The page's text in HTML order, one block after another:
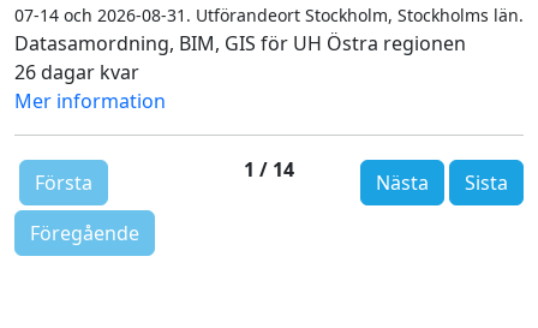
07-14 och 2026-08-31. Utförandeort Stockholm, Stockholms län.
Datasamordning, BIM, GIS för UH Östra regionen
26 dagar kvar
Mer information
1 / 14